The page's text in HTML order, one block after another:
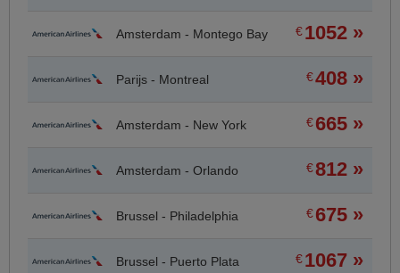
Amsterdam - Montego Bay €1052 »
Parijs - Montreal €408 »
Amsterdam - New York €665 »
Amsterdam - Orlando €812 »
Brussel - Philadelphia €675 »
Brussel - Puerto Plata €1067 »